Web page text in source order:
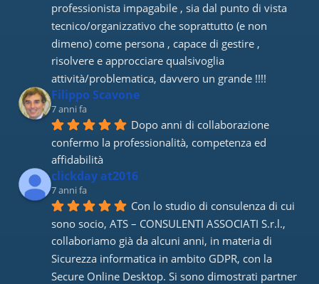
professionista impagabile , sia dal punto di vista
tecnico/organizzativo che soprattutto (e non
dimeno) come persona , capace di gestire ,
risolvere e approcciare qualsivoglia
attività/problematica, davvero un grande !!!!
Filippo Scavone
7 anni fa
Dopo anni di collaborazione
confermo la professionalità, competenza ed
affidabilità
clickday at2016
7 anni fa
Con lo studio di consulenza di cui
sono socio, ATS – CONSULENTI ASSOCIATI S.r.l.,
collaboriamo già da alcuni anni, in materia di
Sicurezza informatica in ambito GDPR, con la
Secure Online Desktop. Si sono dimostrati partner